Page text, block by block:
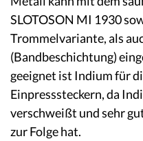
SLOTOSON MI 1930
Trommelvariante, als
(Bandbeschichtung)
geeignet ist Indium für
Einpresssteckern, da
verschweißt und sehr
zur Folge hat.